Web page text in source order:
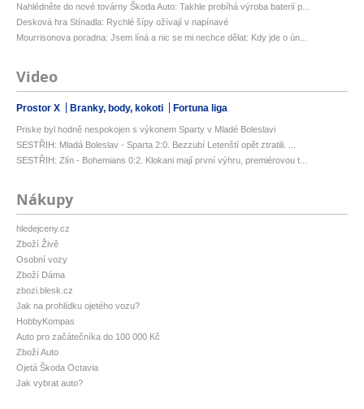
Nahlédněte do nové továrny Škoda Auto: Takhle probíhá výroba baterií p...
Desková hra Stínadla: Rychlé šípy ožívají v napínavé
Mourrisonova poradna: Jsem líná a nic se mi nechce dělat: Kdy jde o ún...
Video
Prostor X Branky, body, kokoti Fortuna liga
Priske byl hodně nespokojen s výkonem Sparty v Mladé Boleslavi
SESTŘIH: Mladá Boleslav - Sparta 2:0. Bezzubí Letenští opět ztratili. ...
SESTŘIH: Zlín - Bohemians 0:2. Klokani mají první výhru, premiérovou t...
Nákupy
hledejceny.cz
Zboží Živě
Osobní vozy
Zboží Dáma
zbozi.blesk.cz
Jak na prohlídku ojetého vozu?
HobbyKompas
Auto pro začátečníka do 100 000 Kč
Zboží Auto
Ojetá Škoda Octavia
Jak vybrat auto?